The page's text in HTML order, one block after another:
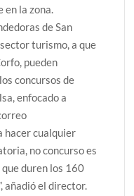
en la zona.
de San
turismo, a que
pueden
concursos de
enfocado a
hacer cualquier
no concurso es
duren los 160
añadió el director.